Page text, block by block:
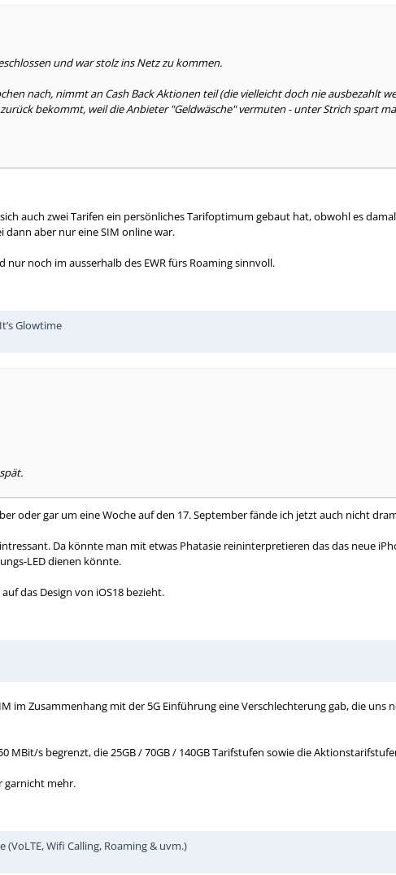
und war stolz ins Netz zu kommen.
nach, nimmt an Cash Back Aktionen teil (die vielleicht doch nie ausbezahlt
bekommt, weil die Anbieter "Geldwäsche" vermuten - unter Strich spart
auch zwei Tarifen ein persönliches Tarifoptimum gebaut hat, obwohl es
dann aber nur eine SIM online war.
noch im ausserhalb des EWR fürs Roaming sinnvoll.
Glowtime
oder gar um eine Woche auf den 17. September fände ich jetzt auch nicht
Da könnte man mit etwas Phatasie reininterpretieren das das neue
LED dienen könnte.
das Design von iOS18 bezieht.
im Zusammenhang mit der 5G Einführung eine Verschlechterung gab, die
MBit/s begrenzt, die 25GB / 70GB / 140GB Tarifstufen sowie die
garnicht mehr.
Wifi Calling, Roaming & uvm.)